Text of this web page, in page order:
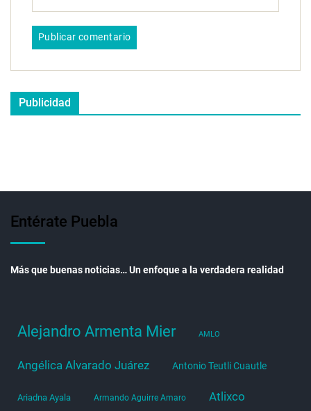
Publicidad
Entérate Puebla
Más que buenas noticias… Un enfoque a la verdadera realidad
Alejandro Armenta Mier AMLO
Angélica Alvarado Juárez Antonio Teutli Cuautle
Ariadna Ayala Armando Aguirre Amaro Atlixco